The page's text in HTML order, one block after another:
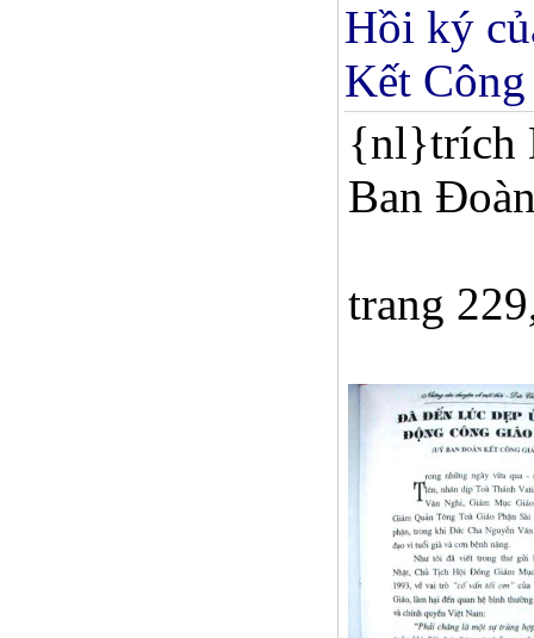
Hồi ký
Kết
{nl}trích
Ban
trang